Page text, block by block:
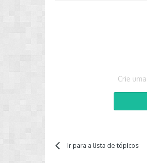
Crie
Ir para a lista de tópicos